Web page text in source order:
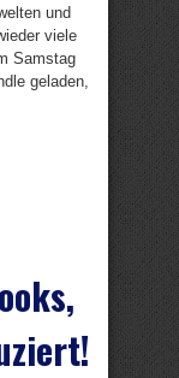
und
viele
Samstag
geladen,